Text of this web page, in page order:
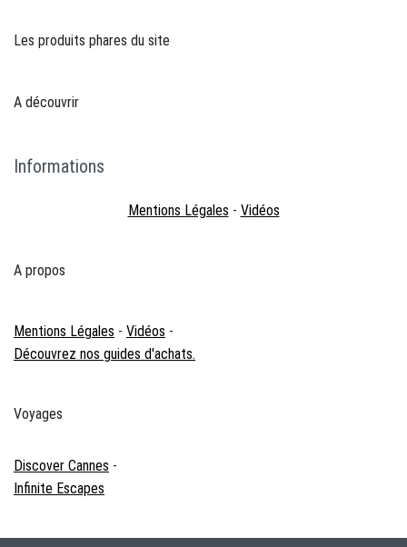
Les produits phares du site
A découvrir
Informations
Mentions Légales - Vidéos
A propos
Mentions Légales - Vidéos -
Découvrez nos guides d'achats.
Voyages
Discover Cannes -
Infinite Escapes